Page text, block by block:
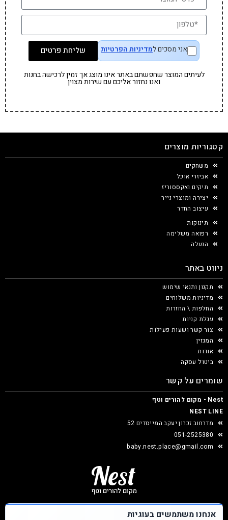
אני מסכים למדיניות הפרטיות שליחת פרטים
לעיתים המוצר שחפשתם באתר אינו מוצג אך זמין לרכישה בחנות
ואנו נחזור אליכם עם שירות מצוין
קטגוריות מוצרים
משחקים
אביזרי אוכל
תיקים ואקססוריז
יצירה ומוצרי נייר
עיצוב החדר
תינוקות
רפואה משלימה
הנעלה
ניווט באתר
תקנון ותנאי שימוש
מדיניות משלוחים
החלפות \ החזרות
עגלת קניות
צור קשר ושעות פעילות
המגזין
אודות
ביטול עסקה
שומרים על קשר
Nest - מקום להורים וטף
NEST LINE
מדרחוב זכרון יעקב המייסדים 52
051-2525380
baby.nest.place@gmail.com
אנחנו משתמשים בעוגיות